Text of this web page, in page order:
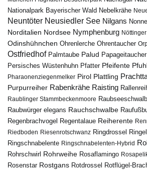
Nationalpark Bayerischer Wald Nebelkrähe
Neuntöter Neusiedler See Nilgans
Norditalien Nordsee Nymphenburg
Odinshühnchen Ohrenlerche Ohrentaucher
Ostfriedhof Palmtaube Palud Papageitaucher
Persisches Wüstenhuhn Pfatter Pfeifente
Pharaonenziegenmelker Pirol Plattling
Purpurreiher Rabenkrähe Raisting
Raublinger Stammbeckenmoore
Raubwürger elegans Rauchschwalbe
Regenbrachvogel Regentalaue Reiherente
Riedboden Riesenrotschwanz Ringdrossel
Ringschnabelente Ringschnabelenten-Hybrid
Rohrschwirl Rohrweihe Rosaflamingo
Rosenstar Rostgans Rotdrossel
Rotflügel-